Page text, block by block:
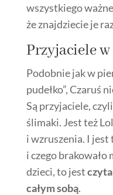
wszystkiego
że znajdziecie je
Przyjaciele
Podobnie jak w
pudełko”, Czaruś
Są przyjaciele,
ślimaki. Jest też
i wzruszenia. I jest
i czego brakowało
dzieci, to jest
całym sobą.